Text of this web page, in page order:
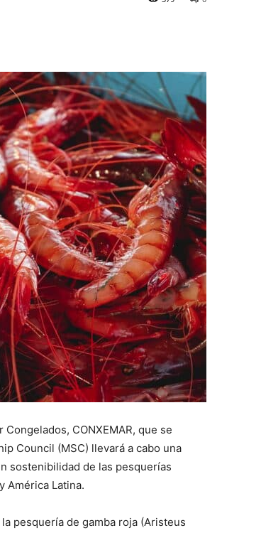
CONXEMAR, que se
Council (MSC) llevará a cabo una
sostenibilidad de las pesquerías
América Latina.
pesquería de gamba roja (Aristeus